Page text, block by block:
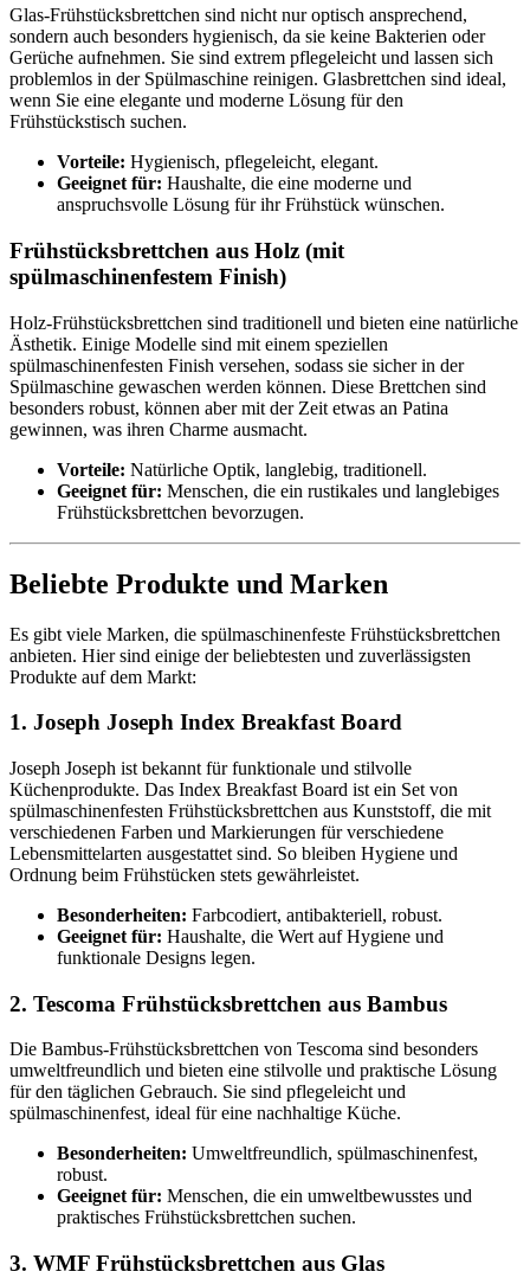
Glas-Frühstücksbrettchen sind nicht nur optisch ansprechend,
sondern auch besonders hygienisch, da sie keine Bakterien oder
Gerüche aufnehmen. Sie sind extrem pflegeleicht und lassen sich
problemlos in der Spülmaschine reinigen. Glasbrettchen sind ideal,
wenn Sie eine elegante und moderne Lösung für den
Frühstückstisch suchen.
Vorteile: Hygienisch, pflegeleicht, elegant.
Geeignet für: Haushalte, die eine moderne und
anspruchsvolle Lösung für ihr Frühstück wünschen.
Frühstücksbrettchen aus Holz (mit
spülmaschinenfestem Finish)
Holz-Frühstücksbrettchen sind traditionell und bieten eine natürliche
Ästhetik. Einige Modelle sind mit einem speziellen
spülmaschinenfesten Finish versehen, sodass sie sicher in der
Spülmaschine gewaschen werden können. Diese Brettchen sind
besonders robust, können aber mit der Zeit etwas an Patina
gewinnen, was ihren Charme ausmacht.
Vorteile: Natürliche Optik, langlebig, traditionell.
Geeignet für: Menschen, die ein rustikales und langlebiges
Frühstücksbrettchen bevorzugen.
Beliebte Produkte und Marken
Es gibt viele Marken, die spülmaschinenfeste Frühstücksbrettchen
anbieten. Hier sind einige der beliebtesten und zuverlässigsten
Produkte auf dem Markt:
1. Joseph Joseph Index Breakfast Board
Joseph Joseph ist bekannt für funktionale und stilvolle
Küchenprodukte. Das Index Breakfast Board ist ein Set von
spülmaschinenfesten Frühstücksbrettchen aus Kunststoff, die mit
verschiedenen Farben und Markierungen für verschiedene
Lebensmittelarten ausgestattet sind. So bleiben Hygiene und
Ordnung beim Frühstücken stets gewährleistet.
Besonderheiten: Farbcodiert, antibakteriell, robust.
Geeignet für: Haushalte, die Wert auf Hygiene und
funktionale Designs legen.
2. Tescoma Frühstücksbrettchen aus Bambus
Die Bambus-Frühstücksbrettchen von Tescoma sind besonders
umweltfreundlich und bieten eine stilvolle und praktische Lösung
für den täglichen Gebrauch. Sie sind pflegeleicht und
spülmaschinenfest, ideal für eine nachhaltige Küche.
Besonderheiten: Umweltfreundlich, spülmaschinenfest,
robust.
Geeignet für: Menschen, die ein umweltbewusstes und
praktisches Frühstücksbrettchen suchen.
3. WMF Frühstücksbrettchen aus Glas